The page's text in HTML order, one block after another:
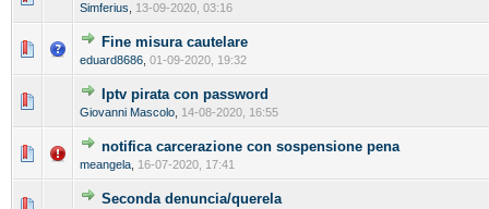
Simferius 13-09-2020, 03:16
Fine misura cautelare
eduard8686 01-09-2020, 19:32
Iptv pirata con password
Giovanni Mascolo 14-08-2020, 16:55
notifica carcerazione con sospensione pena
meangela 16-07-2020, 17:41
Seconda denuncia/querela